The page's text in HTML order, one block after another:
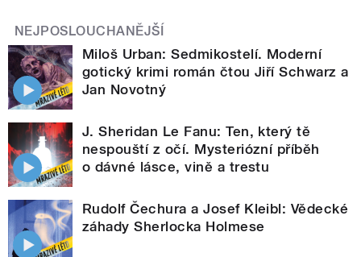
NEJPOSLOUCHANĚJŠÍ
Miloš Urban: Sedmikostelí. Moderní
gotický krimi román čtou Jiří Schwarz a
Jan Novotný
J. Sheridan Le Fanu: Ten, který tě
nespouští z očí. Mysteriózní příběh
o dávné lásce, vině a trestu
Rudolf Čechura a Josef Kleibl: Vědecké
záhady Sherlocka Holmese